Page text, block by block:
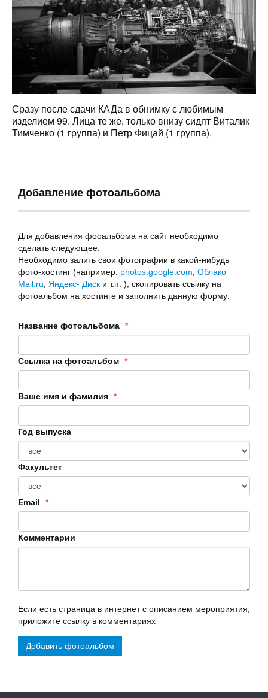
Сразу после сдачи КАДа в обнимку с любимым
изделием 99. Лица те же, только внизу сидят Виталик
Тимченко (1 группа) и Петр Фицай (1 группа).
Добавление фотоальбома
Для добавления фооальбома на сайт необходимо
сделать следующее:
Необходимо залить свои фотографии в какой-нибудь
фото-хостинг (например: photos.google.com Облако
Mail.ru
Яндекс- Диск и т.п. ); скопировать ссылку на
фотоальбом на хостинге и заполнить данную форму:
Название фотоальбома *
Ссылка на фотоальбом *
Ваше имя и фамилия *
Год выпуска
Факультет
Email *
Комментарии
Если есть страница в интернет с описанием мероприятия,
приложите ссылку в комментариях
Добавить фотоальбом